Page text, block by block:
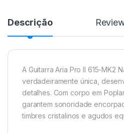
Descrição
A Guitarra Aria Pro II 615-MK2
verdadeiramente única,
detalhes. Com corpo em
garantem sonoridade
timbres cristalinos e agudos